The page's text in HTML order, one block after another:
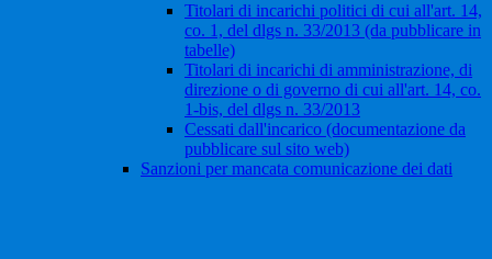
Titolari di incarichi politici di cui all'art. 14,
co. 1, del dlgs n. 33/2013 (da pubblicare in
tabelle)
Titolari di incarichi di amministrazione, di
direzione o di governo di cui all'art. 14, co.
1-bis, del dlgs n. 33/2013
Cessati dall'incarico (documentazione da
pubblicare sul sito web)
Sanzioni per mancata comunicazione dei dati